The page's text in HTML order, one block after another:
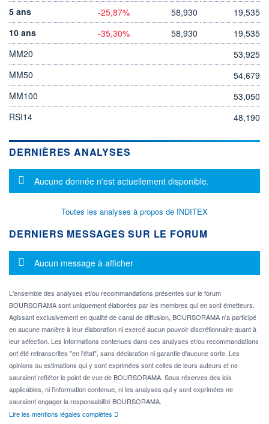
5 ans
-25,87% 58,930
19,535
10 ans
-35,30% 58,930
19,535
MM20
53,925
MM50
54,679
MM100
53,050
RSI14
48,190
DERNIÈRES ANALYSES
Message d'information
Aucune donnée n'est actuellement disponible.
Toutes les analyses à propos de INDITEX
DERNIERS MESSAGES SUR LE FORUM
Message d'information
Aucun message à afficher
L'ensemble des analyses et/ou recommandations présentes sur le forum
BOURSORAMA sont uniquement élaborées par les membres qui en sont émetteurs.
Agissant exclusivement en qualité de canal de diffusion, BOURSORAMA n'a participé
en aucune manière à leur élaboration ni exercé aucun pouvoir discrétionnaire quant à
leur sélection. Les informations contenues dans ces analyses et/ou recommandations
ont été retranscrites "en l'état", sans déclaration ni garantie d'aucune sorte. Les
opinions ou estimations qui y sont exprimées sont celles de leurs auteurs et ne
sauraient refléter le point de vue de BOURSORAMA. Sous réserves des lois
applicables, ni l'information contenue, ni les analyses qui y sont exprimées ne
sauraient engager la responsabilité BOURSORAMA.
Lire les mentions légales complètes